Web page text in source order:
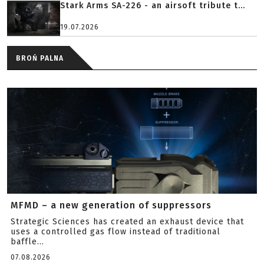
Stark Arms SA-226 - an airsoft tribute t...
19.07.2026
BROŃ PALNA
MFMD – a new generation of suppressors
Strategic Sciences has created an exhaust device that
uses a controlled gas flow instead of traditional
baffle...
07.08.2026